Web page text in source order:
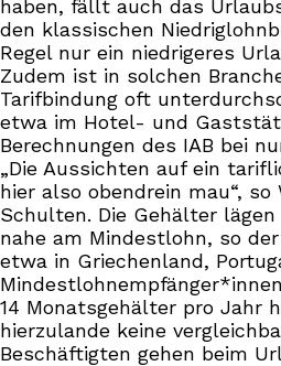
haben, fällt auch das
den klassischen
Regel nur ein niedrigeres
Zudem ist in solchen
Tarifbindung oft
etwa im Hotel- und
Berechnungen des IAB bei
„Die Aussichten auf ein
hier also obendrein mau“, so
Schulten. Die Gehälter
nahe am Mindestlohn, so
etwa in Griechenland,
14 Monatsgehälter pro Jahr
hierzulande keine
Beschäftigten gehen beim